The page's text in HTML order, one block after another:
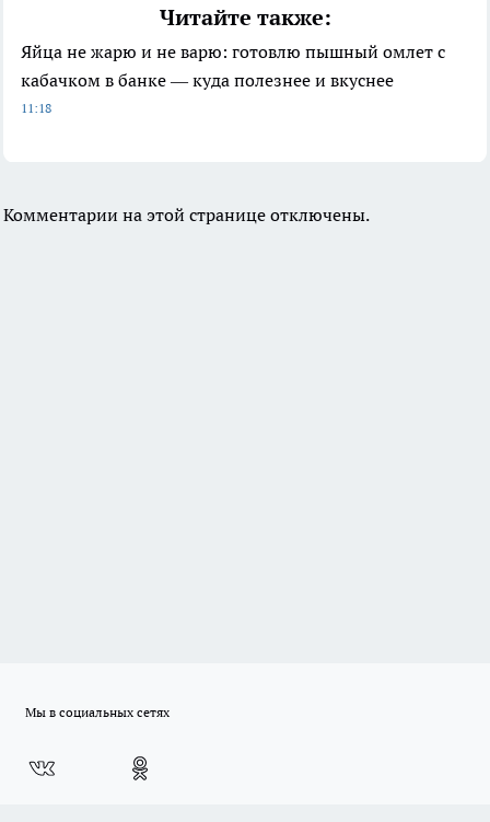
Читайте также:
Яйца не жарю и не варю: готовлю пышный омлет с
кабачком в банке — куда полезнее и вкуснее
11:18
Комментарии на этой странице отключены.
Мы в социальных сетях